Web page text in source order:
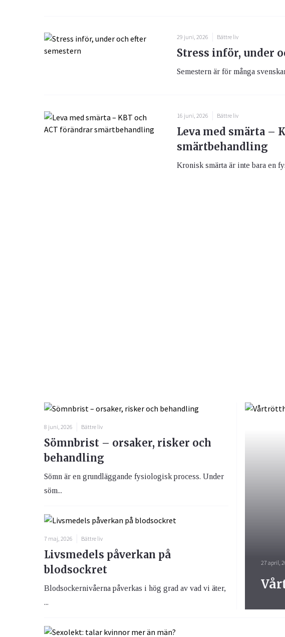
29 juni, 2026 Bättre liv
Stress inför, under
Semestern är för många
16 juni, 2026 Bättre liv
Leva med smärta –
smärtbehandling
Kronisk smärta är inte bara en
8 juni, 2026 Bättre liv
Sömnbrist – orsaker, risker och
behandling
Sömn är en grundläggande fysiologisk process. Under
söm...
7 maj, 2026 Bättre liv
Livsmedels påverkan på
blodsockret
Blodsockernivåerna påverkas i hög grad av vad vi äter,
...
27 april,